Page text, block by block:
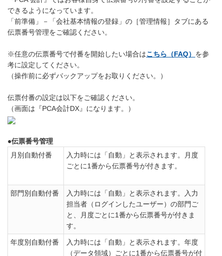
できるようになっています。
「前準備」－「会社基本情報の登録」の［管理情報］タブにある
伝票番号管理をご確認ください。
※任意の伝票番号で付番を開始したい場合はこちら（FAQ） を参
考に設定してください。
（操作前に必ずバックアップをお取りください。）
伝票付番の設定は以下をご確認ください。
（画面は『PCA会計DX』になります。）
●伝票番号管理
月別自動付番
入力時には「自動」と表示されます。月度
ごとに1番から伝票番号が付きます。
部門別自動付番
入力時には「自動」と表示されます。入力
担当者（ログインしたユーザー）の部門ご
と、月度ごとに1番から伝票番号が付きま
す。
年度別自動付番
入力時には「自動」と表示されます。年度
（データ領域）ごとに1番から伝票番号が付